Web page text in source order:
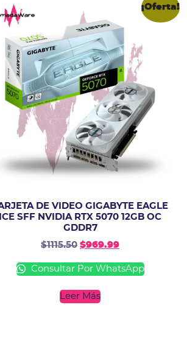
¡Oferta!
DE VIDEO GIGABYTE EAGLE
ICE SFF NVIDIA RTX 5070 12GB OC
GDDR7
$1115.50 $969.99
Consultar Por WhatsApp
Leer Más